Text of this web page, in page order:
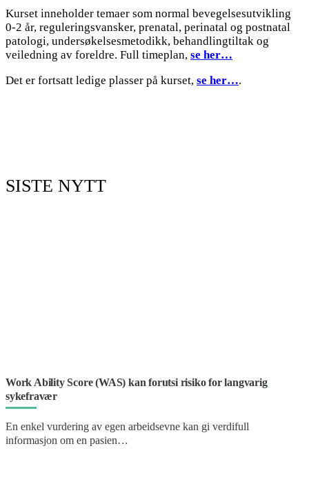
Kurset inneholder temaer som normal bevegelsesutvikling
0-2 år, reguleringsvansker, prenatal, perinatal og postnatal
patologi, undersøkelsesmetodikk, behandlingtiltak og
veiledning av foreldre. Full timeplan,se her…
Det er fortsatt ledige plasser på kurset,se her….
SISTE NYTT
Work Ability Score (WAS) kan forutsi risiko for langvarig
sykefravær
En enkel vurdering av egen arbeidsevne kan gi verdifull
informasjon om en pasien…